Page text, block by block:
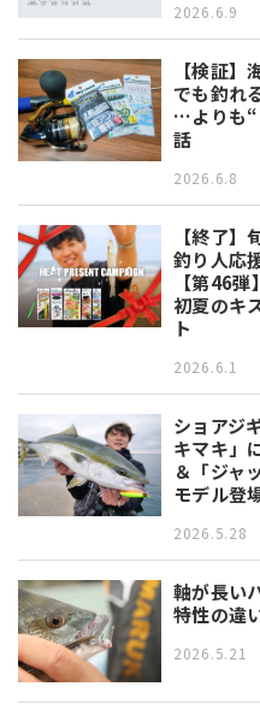
2026.6.9
【検証
でも釣れ
…よりも“
話
2026.6.8
【終了】
釣り人応
【第46弾】
初夏のキ
ト
2026.6.1
ショアジ
キマキ」
＆「ジャ
モデル登
2026.5.28
軸が長い
特性の違
2026.5.21